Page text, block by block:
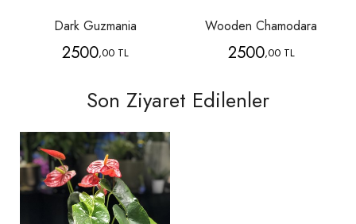
Dark Guzmania
2500,00 TL
Wooden Chamodara
2500,00 TL
Son Ziyaret Edilenler